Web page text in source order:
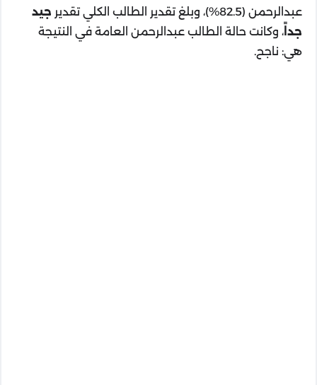
عبدالرحمن (82.5%)، وبلغ تقدير الطالب الكلي تقدير
جيد
جداً، وكانت حالة الطالب عبدالرحمن العامة في النتيجة
هي: ناجح.